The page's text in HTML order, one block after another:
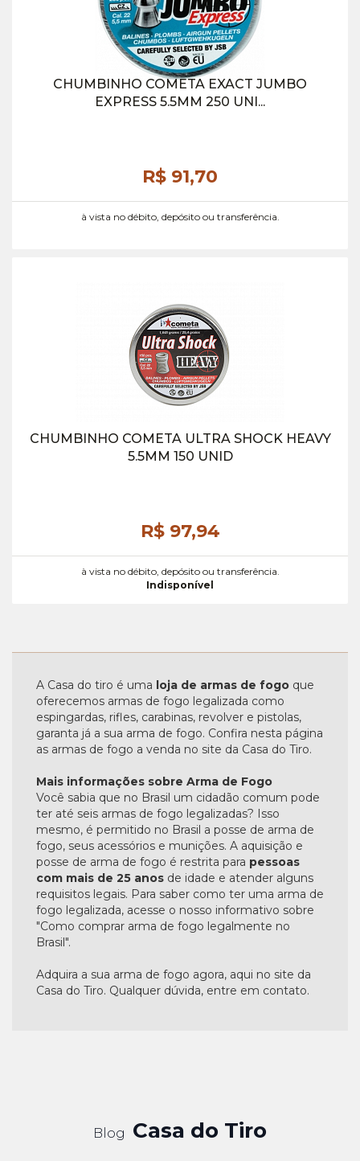
CHUMBINHO COMETA EXACT JUMBO
EXPRESS 5.5MM 250 UNI...
R$ 91,70
à vista no débito, depósito ou transferência.
CHUMBINHO COMETA ULTRA SHOCK HEAVY
5.5MM 150 UNID
R$ 97,94
à vista no débito, depósito ou transferência.
Indisponível
A Casa do tiro é uma loja de armas de fogo que
oferecemos armas de fogo legalizada como
espingardas, rifles, carabinas, revolver e pistolas,
garanta já a sua arma de fogo. Confira nesta página
as armas de fogo a venda no site da Casa do Tiro.
Mais informações sobre Arma de Fogo
Você sabia que no Brasil um cidadão comum pode
ter até seis armas de fogo legalizadas? Isso
mesmo, é permitido no Brasil a posse de arma de
fogo, seus acessórios e munições. A aquisição e
posse de arma de fogo é restrita para pessoas
com mais de 25 anos de idade e atender alguns
requisitos legais. Para saber como ter uma arma de
fogo legalizada, acesse o nosso informativo sobre
"Como comprar arma de fogo legalmente no
Brasil".
Adquira a sua arma de fogo agora, aqui no site da
Casa do Tiro. Qualquer dúvida, entre em contato.
Blog Casa do Tiro